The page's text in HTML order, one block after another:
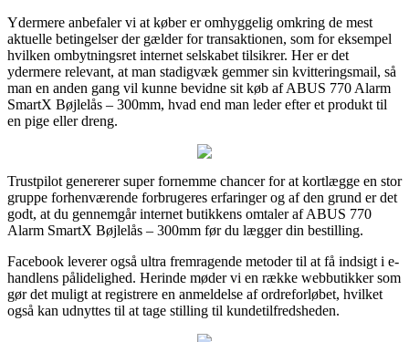
Ydermere anbefaler vi at køber er omhyggelig omkring de mest
aktuelle betingelser der gælder for transaktionen, som for eksempel
hvilken ombytningsret internet selskabet tilsikrer. Her er det
ydermere relevant, at man stadigvæk gemmer sin kvitteringsmail, så
man en anden gang vil kunne bevidne sit køb af ABUS 770 Alarm
SmartX Bøjlelås – 300mm, hvad end man leder efter et produkt til
en pige eller dreng.
Trustpilot genererer super fornemme chancer for at kortlægge en stor
gruppe forhenværende forbrugeres erfaringer og af den grund er det
godt, at du gennemgår internet butikkens omtaler af ABUS 770
Alarm SmartX Bøjlelås – 300mm før du lægger din bestilling.
Facebook leverer også ultra fremragende metoder til at få indsigt i e-
handlens pålidelighed. Herinde møder vi en række webbutikker som
gør det muligt at registrere en anmeldelse af ordreforløbet, hvilket
også kan udnyttes til at tage stilling til kundetilfredsheden.